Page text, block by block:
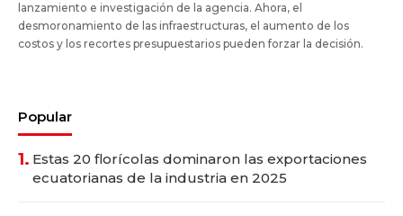
lanzamiento e investigación de la agencia. Ahora, el
desmoronamiento de las infraestructuras, el aumento de los
costos y los recortes presupuestarios pueden forzar la decisión.
Popular
1. Estas 20 florícolas dominaron las exportaciones
ecuatorianas de la industria en 2025